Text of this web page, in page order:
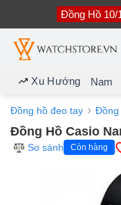
nội
dung
Đồng Hồ 10/
Xu Hướng Nam
Đồng hồ đeo tay Đồng
Đồng Hồ Casio
So sánh
Còn hàng